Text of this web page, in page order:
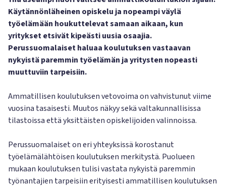
Käytännönläheinen opiskelu ja nopeampi väylä
työelämään houkuttelevat samaan aikaan, kun
yritykset etsivät kipeästi uusia osaajia.
Perussuomalaiset haluaa koulutuksen vastaavan
nykyistä paremmin työelämän ja yritysten nopeasti
muuttuviin tarpeisiin.
Ammatillisen koulutuksen vetovoima on vahvistunut viime
vuosina tasaisesti. Muutos näkyy sekä valtakunnallisissa
tilastoissa että yksittäisten opiskelijoiden valinnoissa.
Perussuomalaiset on eri yhteyksissä korostanut
työelämälähtöisen koulutuksen merkitystä. Puolueen
mukaan koulutuksen tulisi vastata nykyistä paremmin
työnantajien tarpeisiin erityisesti ammatillisen koulutuksen